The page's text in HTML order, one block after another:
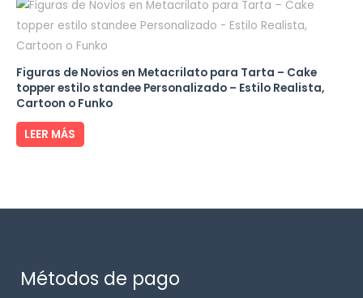
Figuras de Novios en Metacrilato para Tarta – Cake
topper estilo standee Personalizado – Estilo Realista,
Cartoon o Funko
LEER MÁS
Métodos de pago